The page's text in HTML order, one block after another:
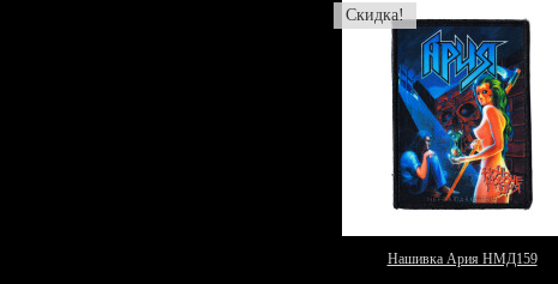
Скидка!
Нашивка Ария НМД159